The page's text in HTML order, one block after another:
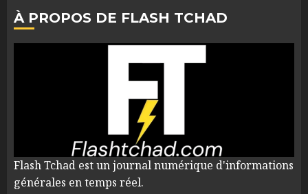
À PROPOS DE FLASH TCHAD
Flash Tchad est un journal numérique d'informations
générales en temps réel.